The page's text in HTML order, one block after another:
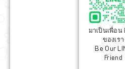
มาเป็นเพื่อน
ของเรา
Be Our
Friend